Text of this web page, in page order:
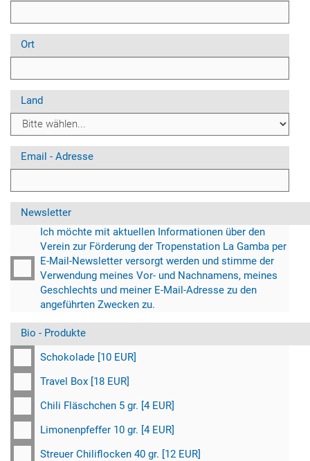
Ort
Land
Email - Adresse
Newsletter
Ich möchte mit aktuellen Informationen über den
Verein zur Förderung der Tropenstation La Gamba per
E-Mail-Newsletter versorgt werden und stimme der
Verwendung meines Vor- und Nachnamens, meines
Geschlechts und meiner E-Mail-Adresse zu den
angeführten Zwecken zu.
Bio - Produkte
Schokolade [10 EUR]
Travel Box [18 EUR]
Chili Fläschchen 5 gr. [4 EUR]
Limonenpfeffer 10 gr. [4 EUR]
Streuer Chiliflocken 40 gr. [12 EUR]